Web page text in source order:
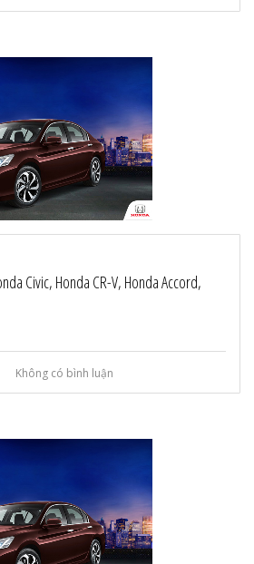
Civic, Honda CR-V, Honda Accord,
Không có bình luận